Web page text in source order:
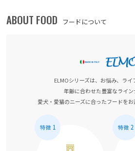
ABOUT FOOD フードについて
ELMOシリーズは、お悩み、ライ
年齢に合わせた豊富なライン
愛犬・愛猫のニーズに合ったフードをお